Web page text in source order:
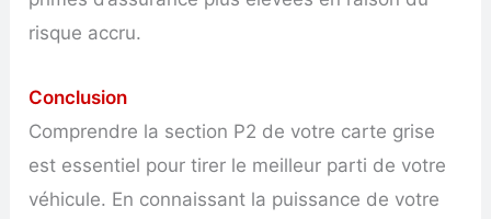
risque accru.
Conclusion
Comprendre la section P2 de votre carte grise
est essentiel pour tirer le meilleur parti de votre
véhicule. En connaissant la puissance de votre